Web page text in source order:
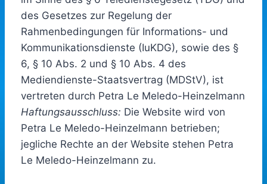
des Gesetzes zur Regelung der
Rahmenbedingungen für Informations- und
Kommunikationsdienste (IuKDG), sowie des §
6, § 10 Abs. 2 und § 10 Abs. 4 des
Mediendienste-Staatsvertrag (MDStV), ist
vertreten durch Petra Le Meledo-Heinzelmann
Haftungsausschluss: Die Website wird von
Petra Le Meledo-Heinzelmann betrieben;
jegliche Rechte an der Website stehen Petra
Le Meledo-Heinzelmann zu.